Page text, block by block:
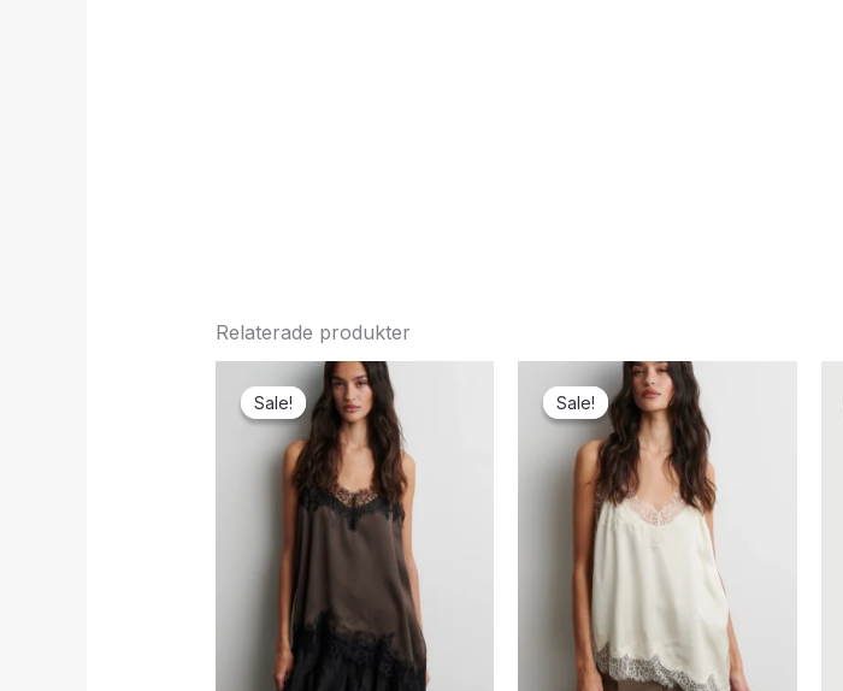
Relaterade produkter
Sale!
Sale! Sale!
Sale!